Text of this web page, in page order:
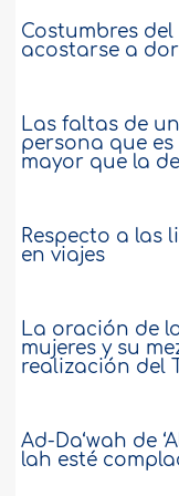
Costumbres
acostarse a
Las faltas de
persona que
mayor que la
Respecto a las
en viajes
La oración de
mujeres y su
realización del
Ad-Da‘wah de
lah esté